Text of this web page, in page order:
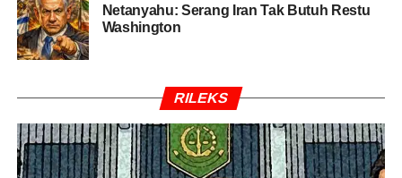
Netanyahu: Serang Iran Tak Butuh Restu
Washington
RILEKS